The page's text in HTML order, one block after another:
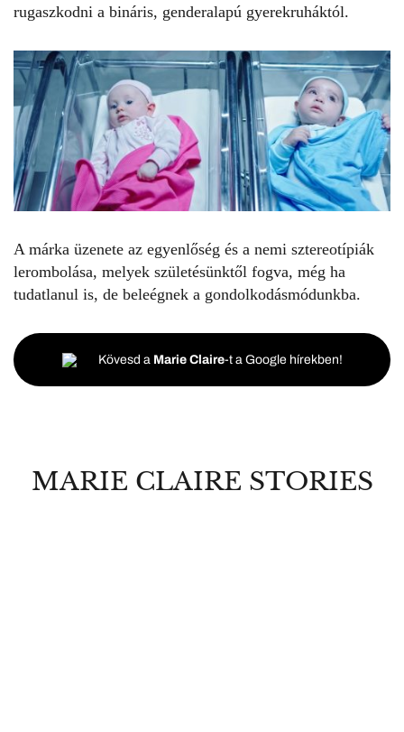
rugaszkodni a bináris, genderalapú gyerekruháktól.
A márka üzenete az egyenlőség és a nemi sztereotípiák
lerombolása, melyek születésünktől fogva, még ha
tudatlanul is, de beleégnek a gondolkodásmódunkba.
Kövesd a Marie Claire-t a Google hírekben!
MARIE CLAIRE STORIES